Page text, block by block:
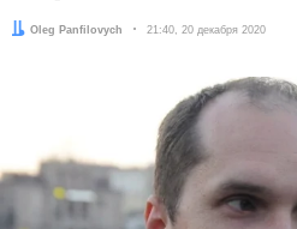
Автор:
Oleg Panfilovych Дата:
21:40, 20 декабря 2020